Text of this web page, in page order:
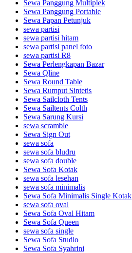
Sewa Panggung Multiplek
Sewa Panggung Portable
Sewa Papan Petunjuk
sewa partisi
sewa partisi hitam
sewa partisi panel foto
sewa partisi R8
Sewa Perlengkapan Bazar
Sewa Qline
Sewa Round Table
Sewa Rumput Sintetis
Sewa Sailcloth Tents
Sewa Sailtents Colth
Sewa Sarung Kursi
sewa scramble
Sewa Sign Out
sewa sofa
sewa sofa bludru
sewa sofa double
Sewa Sofa Kotak
sewa sofa lesehan
sewa sofa minimalis
Sewa Sofa Minimalis Single Kotak
sewa sofa oval
Sewa Sofa Oval Hitam
Sewa Sofa Queen
sewa sofa single
Sewa Sofa Studio
Sewa Sofa Syahrini